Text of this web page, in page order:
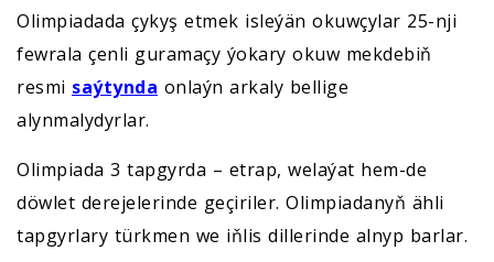
Olimpiadada çykyş etmek isleýän okuwçylar 25-nji
fewrala çenli guramaçy ýokary okuw mekdebiň
resmi saýtynda onlaýn arkaly bellige
alynmalydyrlar.
Olimpiada 3 tapgyrda – etrap, welaýat hem-de
döwlet derejelerinde geçiriler. Olimpiadanyň ähli
tapgyrlary türkmen we iňlis dillerinde alnyp barlar.